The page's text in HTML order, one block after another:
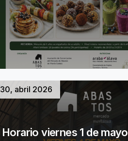
30, abril 2026
Horario viernes 1 de mayo